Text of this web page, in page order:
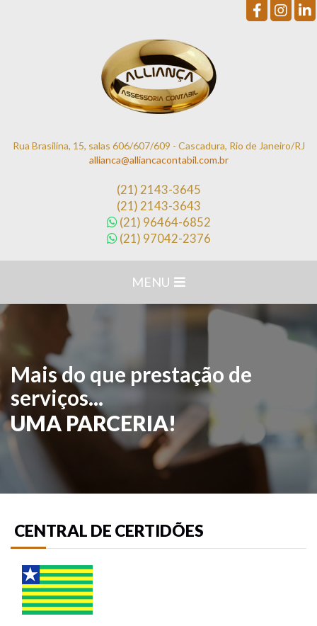
Rua Brasilina, 15, salas 606/607/609 - Cascadura, Rio de Janeiro/RJ
allianca@alliancacontabil.com.br
(21) 2143-3645
(21) 2143-3643
(21) 96464-6852
(21) 97042-2376
MENU
Mais do que prestação de
serviços...
UMA PARCERIA!
CENTRAL DE CERTIDÕES